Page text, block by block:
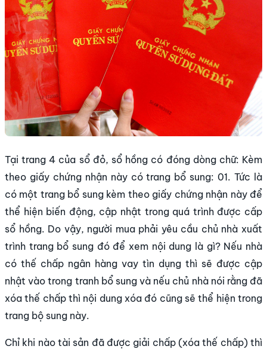
Tại trang 4 của sổ đỏ, sổ hồng có đóng dòng chữ: Kèm
theo giấy chứng nhận này có trang bổ sung: 01. Tức là
có một trang bổ sung kèm theo giấy chứng nhận này để
thể hiện biến động, cập nhật trong quá trình được cấp
sổ hồng. Do vậy, người mua phải yêu cầu chủ nhà xuất
trình trang bổ sung đó để xem nội dung là gì? Nếu nhà
có thế chấp ngân hàng vay tìn dụng thì sẽ được cập
nhật vào trong tranh bổ sung và nếu chủ nhà nói rằng đã
xóa thế chấp thì nội dung xóa đó cũng sẽ thể hiện trong
trang bộ sung này.
Chỉ khi nào tài sản đã được giải chấp (xóa thế chấp) thì